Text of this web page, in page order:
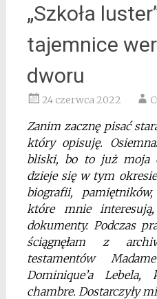
„Szkoła
tajemnice
dworu
24 czerwca 2022
Zanim zacznę pisać
który opisuję.
bliski, bo to już moja
dzieje się w tym
biografii,
które mnie
dokumenty. Podczas
ściągnęłam z
testamentów
Dominique’a
chambre. Dostarczyły